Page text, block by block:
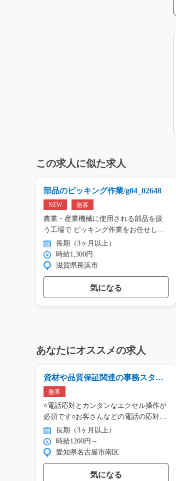
この求人に似た求人
部品のピッキング作業/g04_02648
NEW 急募
農業・産業機械に使用される部品を扱
う工場で ピッキング作業をお任せし
ま… 長期（3ヶ月以上）
時給1,300円
滋賀県長浜市
気になる
あなたにオススメの求人
資材や品質保証関連の事務スタッ
フ/y01_01293
急募
○電話応対とカンタンなエクセル操作が
必須です○お客さんなどの電話の応対…
長期（3ヶ月以上）
時給1200円～
愛知県名古屋市南区
気になる